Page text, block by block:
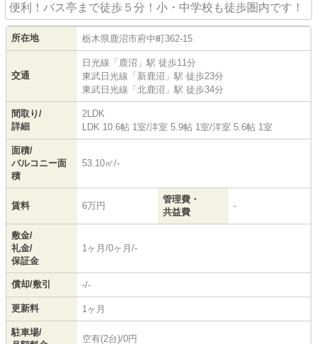
便利！バス亭まで徒歩５分！小・中学校も徒歩圏内です！
所在地 栃木県 鹿沼市府中町362-15
交通
日光線 「 鹿沼 」駅 徒歩11分
東武日光線 「 新鹿沼 」駅 徒歩23分
東武日光線 「 北鹿沼 」駅 徒歩34分
間取り/
詳細
2LDK
LDK 10.6帖 1室/洋室 5.9帖 1室/洋室 5.6帖 1室
面積/
バルコニー面
積
53.10㎡/-
賃料 6万円
管理費・
共益費
-
敷金/
礼金/
保証金
1ヶ月/0ヶ月/-
償却/敷引 -/-
更新料 1ヶ月
駐車場/
空有(2台)/0円